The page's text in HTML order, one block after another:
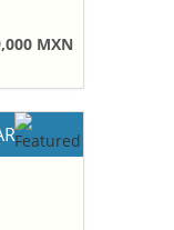
MXN